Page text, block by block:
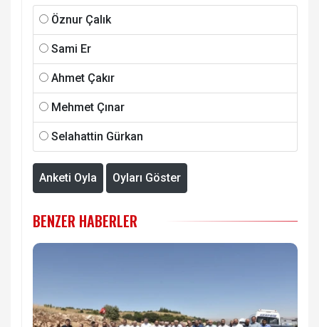
Öznur Çalık
Sami Er
Ahmet Çakır
Mehmet Çınar
Selahattin Gürkan
Anketi Oyla Oyları Göster
BENZER HABERLER